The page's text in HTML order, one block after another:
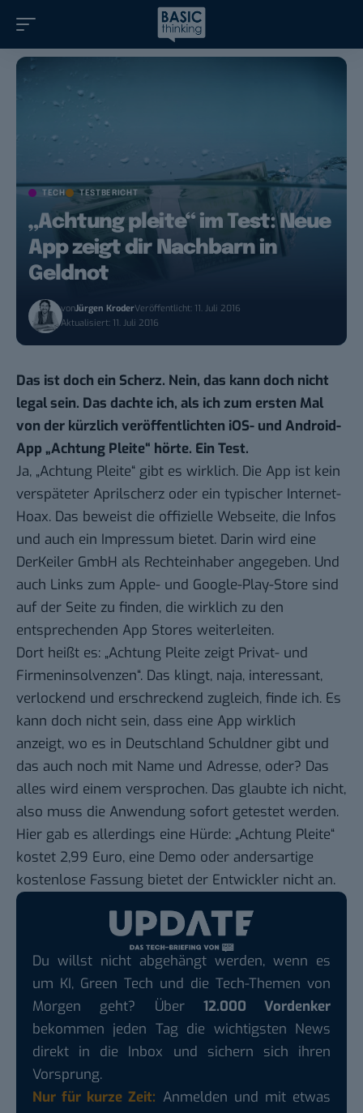
TECH TESTBERICHT
„Achtung pleite“ im Test: Neue
App zeigt dir Nachbarn in
Geldnot
vonJürgen KroderVeröffentlicht: 11. Juli 2016
Aktualisiert: 11. Juli 2016
Das ist doch ein Scherz. Nein, das kann doch nicht
legal sein. Das dachte ich, als ich zum ersten Mal
von der kürzlich veröffentlichten iOS- und Android-
App „Achtung Pleite“ hörte. Ein Test.
Ja, „Achtung Pleite“ gibt es wirklich. Die App ist kein
verspäteter Aprilscherz oder ein typischer Internet-
Hoax. Das beweist die offizielle Webseite, die Infos
und auch ein Impressum bietet. Darin wird eine
DerKeiler GmbH als Rechteinhaber angegeben. Und
auch Links zum Apple- und Google-Play-Store sind
auf der Seite zu finden, die wirklich zu den
entsprechenden App Stores weiterleiten.
Dort heißt es: „Achtung Pleite zeigt Privat- und
Firmeninsolvenzen“. Das klingt, naja, interessant,
verlockend und erschreckend zugleich, finde ich. Es
kann doch nicht sein, dass eine App wirklich
anzeigt, wo es in Deutschland Schuldner gibt und
das auch noch mit Name und Adresse, oder? Das
alles wird einem versprochen. Das glaubte ich nicht,
also muss die Anwendung sofort getestet werden.
Hier gab es allerdings eine Hürde: „Achtung Pleite“
kostet 2,99 Euro, eine Demo oder andersartige
kostenlose Fassung bietet der Entwickler nicht an.
Du willst nicht abgehängt werden, wenn es
um KI, Green Tech und die Tech-Themen von
Morgen geht? Über 12.000 Vordenker
bekommen jeden Tag die wichtigsten News
direkt in die Inbox und sichern sich ihren
Vorsprung.
Nur für kurze Zeit: Anmelden und mit etwas